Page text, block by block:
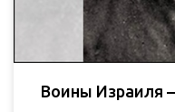
Воины Израиля